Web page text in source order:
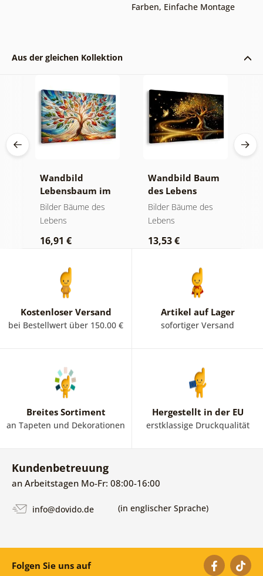
Farben, Einfache Montage
Aus der gleichen Kollektion
Wandbild
Lebensbaum im
bunten
Glasfenster
Bilder Bäume des
Lebens
16,91 €
Wandbild Baum
des Lebens
goldene Magie
Bilder Bäume des
Lebens
13,53 €
Kostenloser Versand
bei Bestellwert über 150.00 €
Artikel auf Lager
sofortiger Versand
Breites Sortiment
an Tapeten und Dekorationen
Hergestellt in der EU
erstklassige Druckqualität
Kundenbetreuung
an Arbeitstagen Mo-Fr: 08:00-16:00
info@dovido.de (in englischer Sprache)
Folgen Sie uns auf